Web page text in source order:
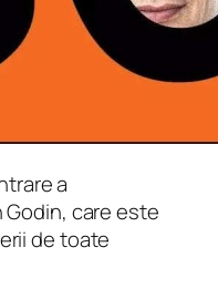
a
care este
de toate